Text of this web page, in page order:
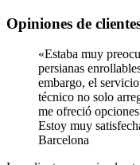
Opiniones de
«Estaba muy
persianas
embargo, el
técnico no solo
me ofreció
Estoy muy
Barcelona